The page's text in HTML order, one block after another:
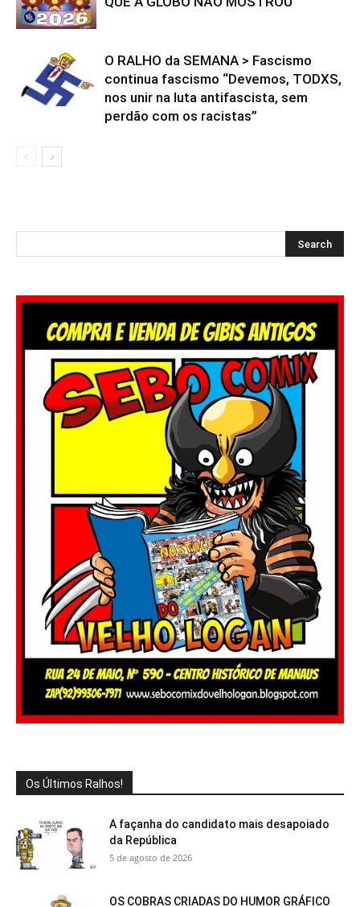
O RALHO da SEMANA > Fascismo
continua fascismo “Devemos, TODXS,
nos unir na luta antifascista, sem
perdão com os racistas”
Os Últimos Ralhos!
A façanha do candidato mais desapoiado
da República
5 de agosto de 2026
OS COBRAS CRIADAS DO HUMOR GRÁFICO